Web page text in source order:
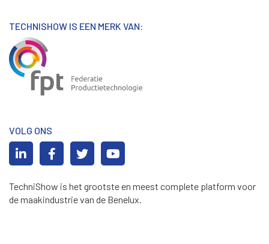
TECHNISHOW IS EEN MERK VAN:
VOLG ONS
TechniShow is het grootste en meest complete platform voor
de maakindustrie van de Benelux.